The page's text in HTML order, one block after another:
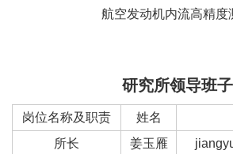
航空发动机内流高精度
研究所领导班
岗位名称及职责 姓名
所长
姜玉雁